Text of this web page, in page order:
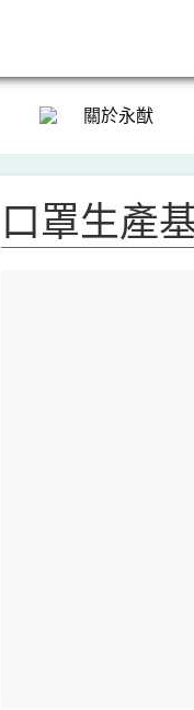
關於永猷
口罩生產